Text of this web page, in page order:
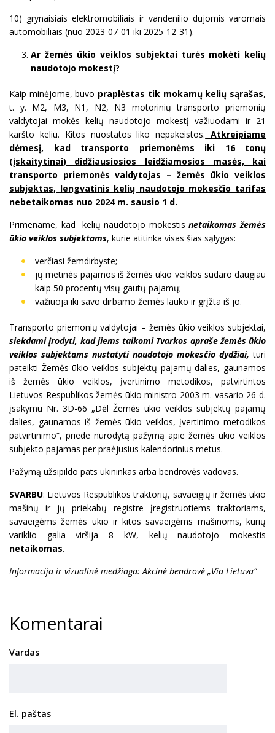
10) grynaisiais elektromobiliais ir vandenilio dujomis varomais
automobiliais (nuo 2023-07-01 iki 2025-12-31).
Ar žemės ūkio veiklos subjektai turės mokėti kelių
naudotojo mokestį?
Kaip minėjome, buvo praplėstas tik mokamų kelių sąrašas,
t. y. M2, M3, N1, N2, N3 motorinių transporto priemonių
valdytojai mokės kelių naudotojo mokestį važiuodami ir 21
karšto keliu. Kitos nuostatos liko nepakeistos. Atkreipiame
dėmesį, kad transporto priemonėms iki 16 tonų
(įskaitytinai) didžiausiosios leidžiamosios masės, kai
transporto priemonės valdytojas – žemės ūkio veiklos
subjektas, lengvatinis kelių naudotojo mokesčio tarifas
nebetaikomas nuo 2024 m. sausio 1 d.
Primename, kad kelių naudotojo mokestisnetaikomas žemės
ūkio veiklos subjektams, kurie atitinka visas šias sąlygas:
verčiasi žemdirbyste;
jų metinės pajamos iš žemės ūkio veiklos sudaro daugiau
kaip 50 procentų visų gautų pajamų;
važiuoja iki savo dirbamo žemės lauko ir grįžta iš jo.
Transporto priemonių valdytojai – žemės ūkio veiklos subjektai,
siekdami įrodyti, kad jiems taikomi Tvarkos apraše žemės ūkio
veiklos subjektams nustatyti naudotojo mokesčio dydžiai, turi
pateikti Žemės ūkio veiklos subjektų pajamų dalies, gaunamos
iš žemės ūkio veiklos, įvertinimo metodikos, patvirtintos
Lietuvos Respublikos žemės ūkio ministro 2003 m. vasario 26 d.
įsakymu Nr. 3D-66 „Dėl Žemės ūkio veiklos subjektų pajamų
dalies, gaunamos iš žemės ūkio veiklos, įvertinimo metodikos
patvirtinimo“, priede nurodytą pažymą apie žemės ūkio veiklos
subjekto pajamas per praėjusius kalendorinius metus.
Pažymą užsipildo pats ūkininkas arba bendrovės vadovas.
SVARBU: Lietuvos Respublikos traktorių, savaeigių ir žemės ūkio
mašinų ir jų priekabų registre įregistruotiems traktoriams,
savaeigėms žemės ūkio ir kitos savaeigėms mašinoms, kurių
variklio galia viršija 8 kW, kelių naudotojo mokestis
netaikomas.
Informacija ir vizualinė medžiaga: Akcinė bendrovė „Via Lietuva“
Komentarai
Vardas
El. paštas